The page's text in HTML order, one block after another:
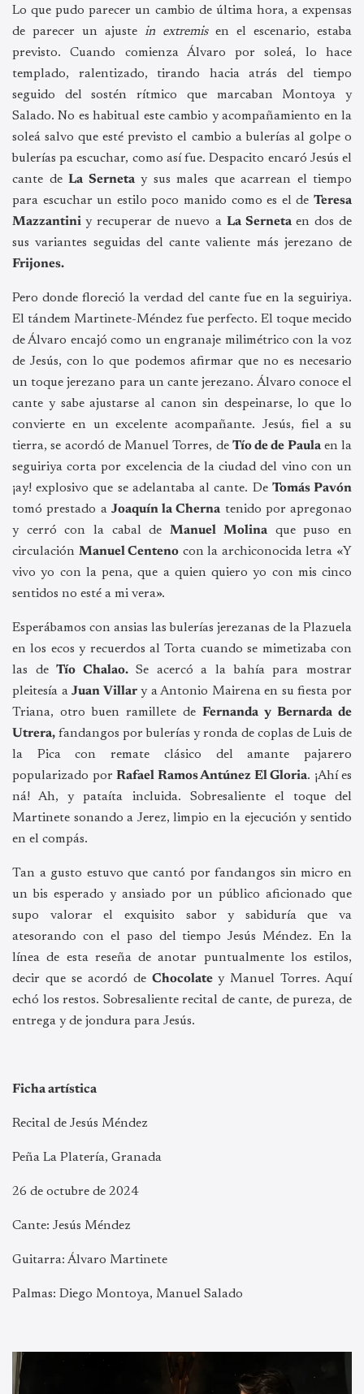
Lo que pudo parecer un cambio de última hora, a expensas
de parecer un ajuste in extremisen el escenario, estaba
previsto. Cuando comienza Álvaro por soleá, lo hace
templado, ralentizado, tirando hacia atrás del tiempo
seguido del sostén rítmico que marcaban Montoya y
Salado. No es habitual este cambio y acompañamiento en la
soleá salvo que esté previsto el cambio a bulerías al golpe o
bulerías pa escuchar, como así fue. Despacito encaró Jesús el
cante de La Sernetay sus males que acarrean el tiempo
para escuchar un estilo poco manido como es el de Teresa
Mazzantiniy recuperar de nuevo a La Serneta en dos de
sus variantes seguidas del cante valiente más jerezano de
Frijones.
Pero donde floreció la verdad del cante fue en la seguiriya.
El tándem Martinete-Méndez fue perfecto. El toque mecido
de Álvaro encajó como un engranaje milimétrico con la voz
de Jesús, con lo que podemos afirmar que no es necesario
un toque jerezano para un cante jerezano. Álvaro conoce el
cante y sabe ajustarse al canon sin despeinarse, lo que lo
convierte en un excelente acompañante. Jesús, fiel a su
tierra, se acordó de Manuel Torres, de Tío de de Paulaen la
seguiriya corta por excelencia de la ciudad del vino con un
¡ay! explosivo que se adelantaba al cante. De Tomás Pavón
tomó prestado a Joaquín la Cherna tenido por apregonao
y cerró con la cabal deManuel Molinaque puso en
circulación Manuel Centeno con la archiconocida letra «Y
vivo yo con la pena, que a quien quiero yo con mis cinco
sentidos no esté a mi vera».
Esperábamos con ansias las bulerías jerezanas de la Plazuela
en los ecos y recuerdos al Torta cuando se mimetizaba con
las deTío Chalao. Se acercó a la bahía para mostrar
pleitesía aJuan Villary a Antonio Mairena en su fiesta por
Triana, otro buen ramillete de Fernanda y Bernarda de
Utrera, fandangos por bulerías y ronda de coplas de Luis de
la Pica con remate clásico del amante pajarero
popularizado por Rafael Ramos Antúnez El Gloria. ¡Ahí es
ná! Ah, y pataíta incluida. Sobresaliente el toque del
Martinete sonando a Jerez, limpio en la ejecución y sentido
en el compás.
Tan a gusto estuvo que cantó por fandangos sin micro en
un bis esperado y ansiado por un público aficionado que
supo valorar el exquisito sabor y sabiduría que va
atesorando con el paso del tiempo Jesús Méndez. En la
línea de esta reseña de anotar puntualmente los estilos,
decir que se acordó de Chocolate y Manuel Torres. Aquí
echó los restos. Sobresaliente recital de cante, de pureza, de
entrega y de jondura para Jesús.
Ficha artística
Recital de Jesús Méndez
Peña La Platería, Granada
26 de octubre de 2024
Cante: Jesús Méndez
Guitarra: Álvaro Martinete
Palmas: Diego Montoya, Manuel Salado